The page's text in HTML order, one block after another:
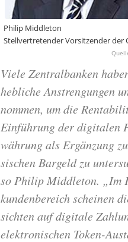
Philip Middleton
Stellvertretender Vorsitzender der
Viele Zen­tral­ban­ken
heb­li­che An­stren­gun­gen
nom­men, um die
Ein­füh­rung der di­gi­ta­len
wäh­rung als Er­gän­zung
si­schen Bar­geld zu
so Phi­lip Midd­le­ton. „Im
kun­den­be­reich schei­nen
sich­ten auf di­gi­ta­le
elek­tro­ni­schen To­ken-